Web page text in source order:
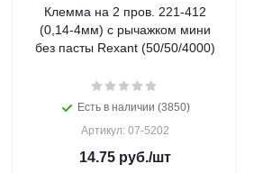
Клемма на 2 пров. 221-412
(0,14-4мм) с рычажком мини
без пасты Rexant (50/50/4000)
Есть в наличии (3850)
Артикул: 07-5202
14.75руб./шт